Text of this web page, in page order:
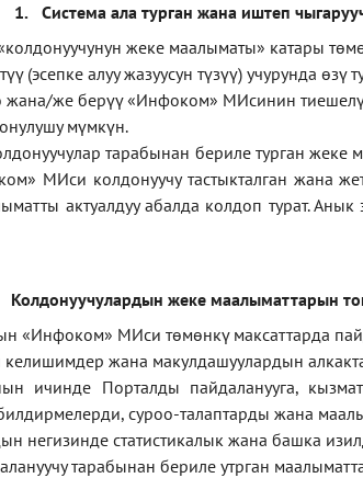
1.
Система ала турган жана иштеп
колдонуучунунжеке маалыматы» катары
(эсепке алуу жазуусун түзүү) учурунда
жана/же берүү «Инфоком» МИсинин
мүмкүн.
тарабынан бериле турган
МИси колдонуучу тастыкталган жана
актуалдуу абалда колдоп турат.
Колдонуучулардын жеке маалыматтарын
«Инфоком» МИси төмөнкү максаттарда
жана макулдашуулардын
ичинде Порталды пайдаланууга,
суроо-талаптарды жана
негизинде статистикалык жана башка
тарабынан бериле утрган